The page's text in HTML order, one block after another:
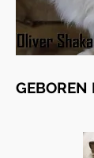
GEBOREN